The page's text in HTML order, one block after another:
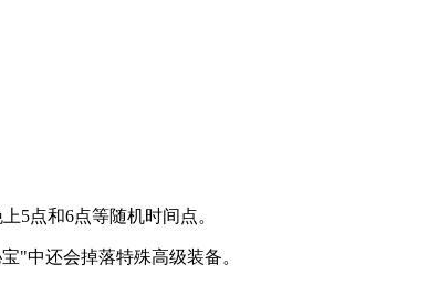
5点和6点等随机时间点。
"中还会掉落特殊高级装备。